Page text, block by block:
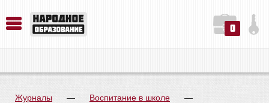
0
Журналы — Воспитание в школе
—